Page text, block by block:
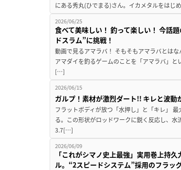
にある秀丸(ひでまる)さん。イカメタルをはじ
2026/06/25
食べて美味しい！ 釣って楽しい！ 今話
ドスラム”に挑戦！
動画で見るアマラバ！ そもそもアマラバとは
アマダイを釣るゲームのことを「アマラバ」
[…]
2026/06/15
ガルプ！素材が激烈ダート!! キレと波
フラットボディが放つ「水押し」と「キレ」
る。この形状がロッドワークに鋭く反応し、水
3.7[…]
2026/06/09
「これがシマノ史上最強」実用巻上持
ル。“2スピードシステム”採用のフラッ